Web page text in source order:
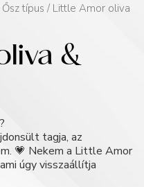
Ősz típus / Little Amor oliva
&
tagja, az
💗 Nekem a Little Amor
úgy visszaállítja